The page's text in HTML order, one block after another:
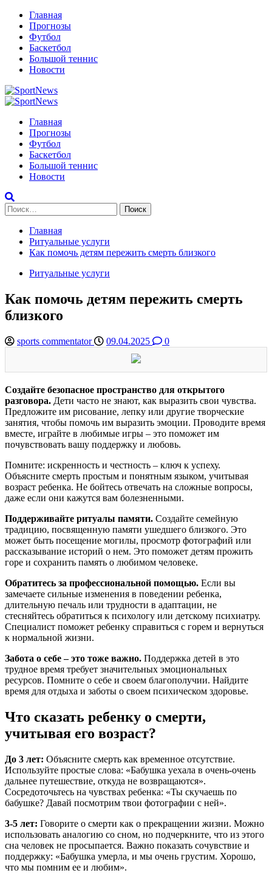
Перейти
содержимому
Главная
Прогнозы
Футбол
Баскетбол
Большой теннис
Новости
Primary
Главная
Прогнозы
Футбол
Баскетбол
Большой теннис
Новости
Найти:
Главная
Ритуальные услуги
Как помочь детям пережить смерть близкого
Ритуальные услуги
Как помочь детям пережить смерть
близкого
sports commentator 09.04.2025 0
Создайте безопасное пространство для открытого
разговора. Дети часто не знают, как выразить свои чувства.
Предложите им рисование, лепку или другие творческие
занятия, чтобы помочь им выразить эмоции. Проводите время
вместе, играйте в любимые игры – это поможет им
почувствовать вашу поддержку и любовь.
Помните: искренность и честность – ключ к успеху.
Объясните смерть простым и понятным языком, учитывая
возраст ребенка. Не бойтесь отвечать на сложные вопросы,
даже если они кажутся вам болезненными.
Поддерживайте ритуалы памяти. Создайте семейную
традицию, посвященную памяти ушедшего близкого. Это
может быть посещение могилы, просмотр фотографий или
рассказывание историй о нем. Это поможет детям прожить
горе и сохранить память о любимом человеке.
Обратитесь за профессиональной помощью. Если вы
замечаете сильные изменения в поведении ребенка,
длительную печаль или трудности в адаптации, не
стесняйтесь обратиться к психологу или детскому психиатру.
Специалист поможет ребенку справиться с горем и вернуться
к нормальной жизни.
Забота о себе – это тоже важно. Поддержка детей в это
трудное время требует значительных эмоциональных
ресурсов. Помните о себе и своем благополучии. Найдите
время для отдыха и заботы о своем психическом здоровье.
Что сказать ребенку о смерти,
учитывая его возраст?
До 3 лет: Объясните смерть как временное отсутствие.
Используйте простые слова: «Бабушка уехала в очень-очень
дальнее путешествие, откуда не возвращаются».
Сосредоточьтесь на чувствах ребенка: «Ты скучаешь по
бабушке? Давай посмотрим твои фотографии с ней».
3-5 лет: Говорите о смерти как о прекращении жизни. Можно
использовать аналогию со сном, но подчеркните, что из этого
сна человек не просыпается. Важно показать сочувствие и
поддержку: «Бабушка умерла, и мы очень грустим. Хорошо,
что мы помним ее и любим».